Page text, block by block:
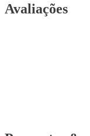
Avaliações